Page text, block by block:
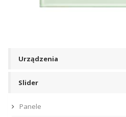
Urządzenia
Slider
Panele